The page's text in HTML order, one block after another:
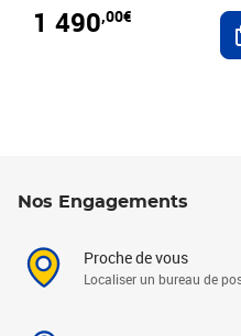
1 490,00€
Nos Engagements
Proche de vous
Localiser un bureau de